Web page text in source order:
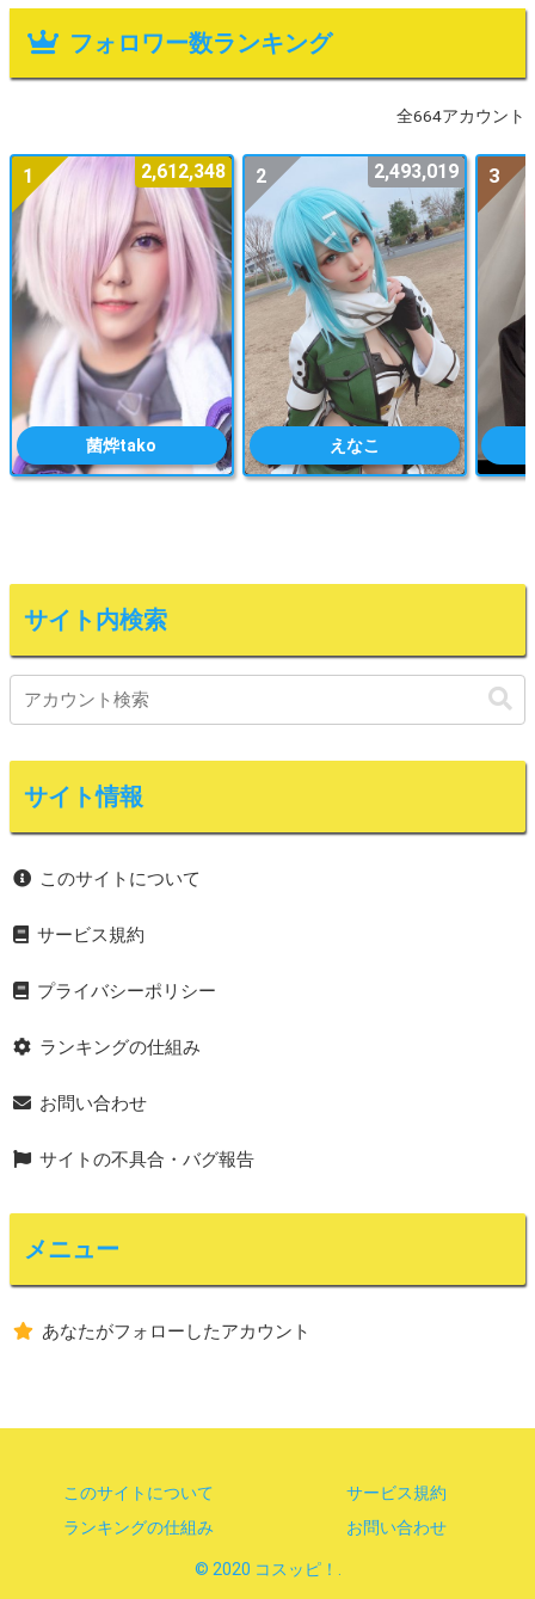
フォロワー数ランキング
全664アカウント
菌烨tako
1 2,612,348
えなこ
2 2,493,019 3
サイト内検索
サイト情報
このサイトについて
サービス規約
プライバシーポリシー
ランキングの仕組み
お問い合わせ
サイトの不具合・バグ報告
メニュー
あなたがフォローしたアカウント
このサイトについて
サービス規約
ランキングの仕組み
お問い合わせ
© 2020 コスッピ！.